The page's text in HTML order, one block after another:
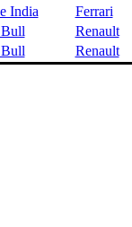
India
Ferrari
Renault
Renault